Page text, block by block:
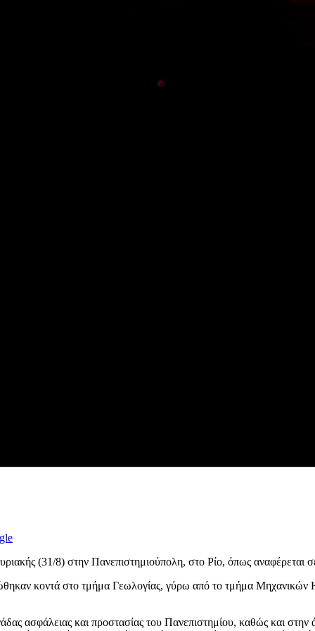
(31/8) στην Πανεπιστημιούπολη, στο Ρίο, όπως αναφέρεται
κοντά στο τμήμα Γεωλογίας, γύρω από το τμήμα Μηχανικών
ασφάλειας και προστασίας του Πανεπιστημίου, καθώς και